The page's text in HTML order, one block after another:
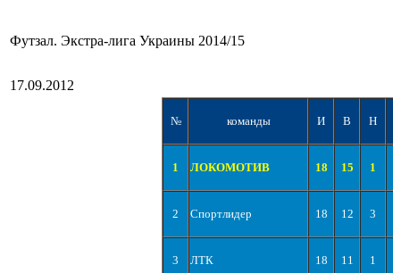
Футзал. Экстра-лига Украины 2014/15
17.09.2012
№ команды И В Н
1 ЛОКОМОТИВ 18 15 1
2 Спортлидер 18 12 3
3 ЛТК 18 11 1